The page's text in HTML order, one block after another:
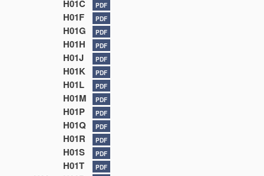
H01C PDF
H01F PDF
H01G PDF
H01H PDF
H01J PDF
H01K PDF
H01L PDF
H01M PDF
H01P PDF
H01Q PDF
H01R PDF
H01S PDF
H01T PDF